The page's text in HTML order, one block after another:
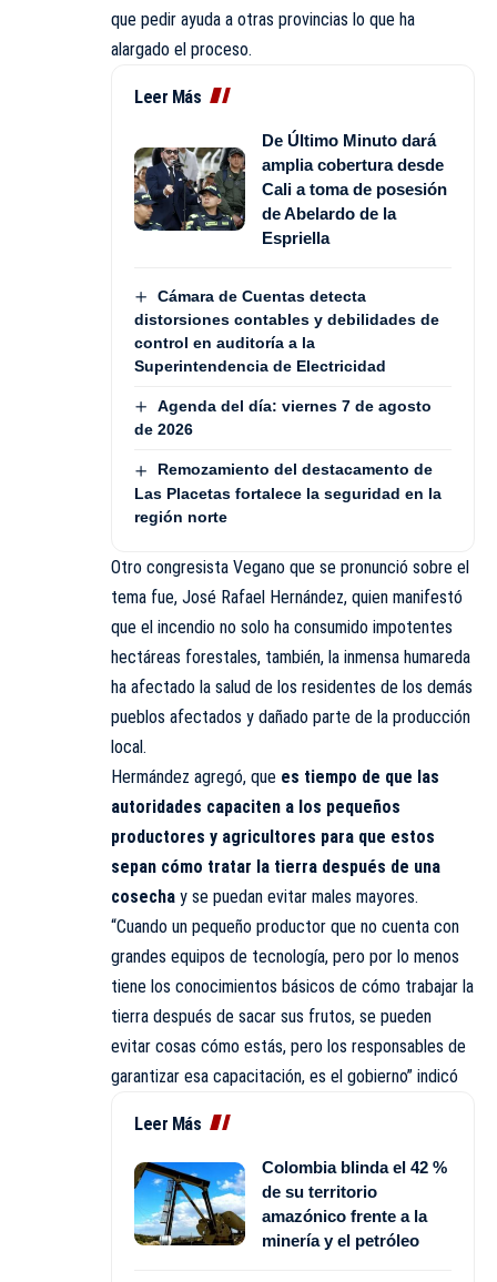
que pedir ayuda a otras provincias lo que ha
alargado el proceso.
Leer Más
De Último Minuto dará
amplia cobertura desde
Cali a toma de posesión
de Abelardo de la
Espriella
Cámara de Cuentas detecta
distorsiones contables y debilidades de
control en auditoría a la
Superintendencia de Electricidad
Agenda del día: viernes 7 de agosto
de 2026
Remozamiento del destacamento de
Las Placetas fortalece la seguridad en la
región norte
Otro congresista Vegano que se pronunció sobre el
tema fue, José Rafael Hernández, quien manifestó
que el incendio no solo ha consumido impotentes
hectáreas forestales, también, la inmensa humareda
ha afectado la salud de los residentes de los demás
pueblos afectados y dañado parte de la producción
local.
Hermández agregó, que es tiempo de que las
autoridades capaciten a los pequeños
productores y agricultores para que estos
sepan cómo tratar la tierra después de una
cosecha y se puedan evitar males mayores.
“Cuando un pequeño productor que no cuenta con
grandes equipos de tecnología, pero por lo menos
tiene los conocimientos básicos de cómo trabajar la
tierra después de sacar sus frutos, se pueden
evitar cosas cómo estás, pero los responsables de
garantizar esa capacitación, es el gobierno” indicó
Leer Más
Colombia blinda el 42 %
de su territorio
amazónico frente a la
minería y el petróleo